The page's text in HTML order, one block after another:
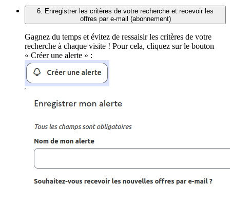
6. Enregistrer les critères de votre recherche et recevoir les
offres par e-mail (abonnement)
Gagnez du temps et évitez de ressaisir les critères de votre
recherche à chaque visite ! Pour cela, cliquez sur le bouton
« Créer une alerte » :